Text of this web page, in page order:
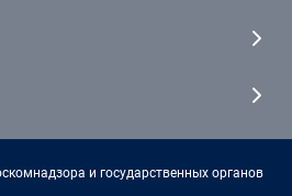
и государственных органов